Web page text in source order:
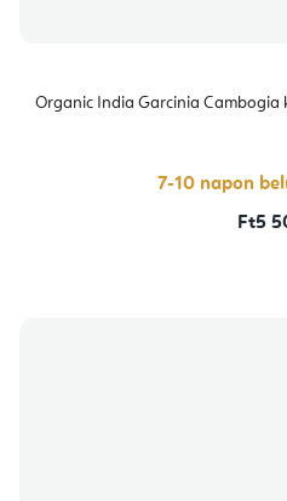
Organic India Garcinia Cambogia
7-10 napon
Ft5